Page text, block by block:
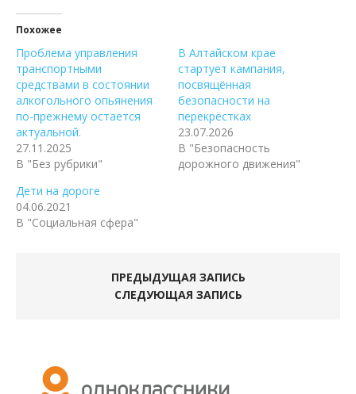
Похожее
Проблема управления
транспортными
средствами в состоянии
алкогольного опьянения
по-прежнему остается
актуальной.
27.11.2025
В "Без рубрики"
В Алтайском крае
стартует кампания,
посвящённая
безопасности на
перекрёстках
23.07.2026
В "Безопасность
дорожного движения"
Дети на дороге
04.06.2021
В "Социальная сфера"
ПРЕДЫДУЩАЯ ЗАПИСЬ
СЛЕДУЮЩАЯ ЗАПИСЬ